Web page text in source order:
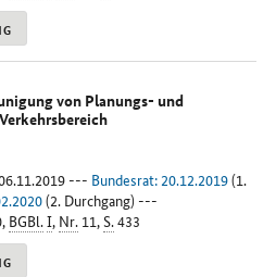
von Planungs- und
--- Bundesrat: 20.12.2019(1.
(2. Durchgang) ---
BGBl.I, Nr.11,S.433